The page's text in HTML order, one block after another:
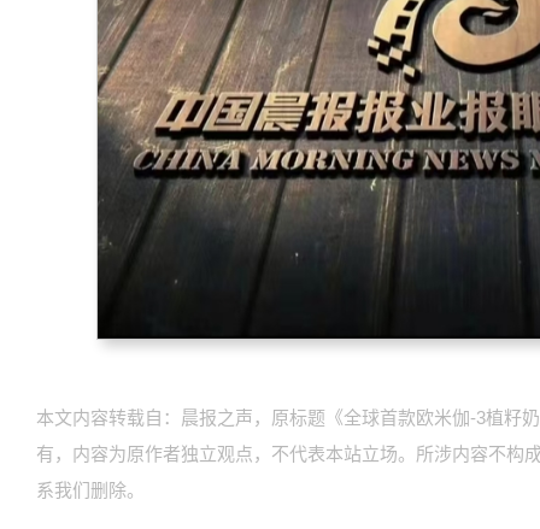
本文内容转载自：晨报之声，原标题《全球首款欧米伽-3植籽
有，内容为原作者独立观点，不代表本站立场。所涉内容不构
系我们删除。